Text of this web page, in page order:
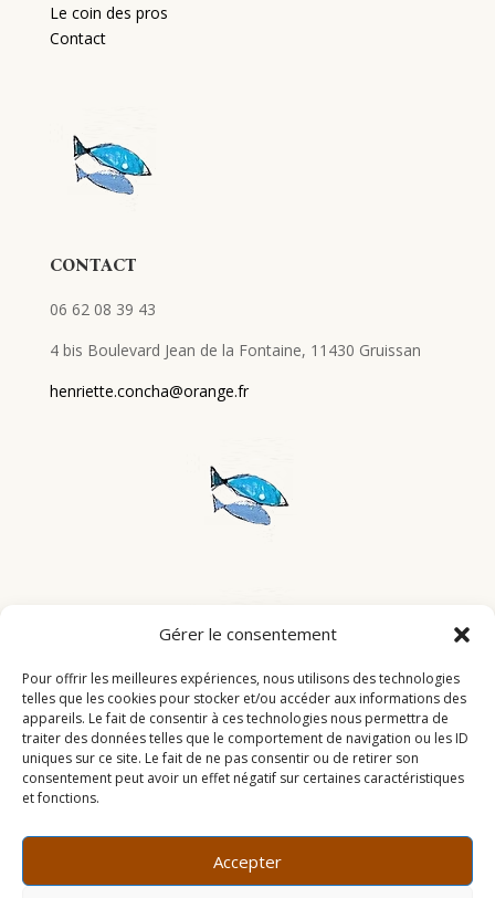
Gérer le consentement
Pour offrir les meilleures expériences, nous utilisons des technologies
telles que les cookies pour stocker et/ou accéder aux informations des
appareils. Le fait de consentir à ces technologies nous permettra de
traiter des données telles que le comportement de navigation ou les ID
uniques sur ce site. Le fait de ne pas consentir ou de retirer son
consentement peut avoir un effet négatif sur certaines caractéristiques
et fonctions.
Accepter
Le coin des pros
Contact
CONTACT
06 62 08 39 43
4 bis Boulevard Jean de la Fontaine, 11430 Gruissan
henriette.concha@orange.fr